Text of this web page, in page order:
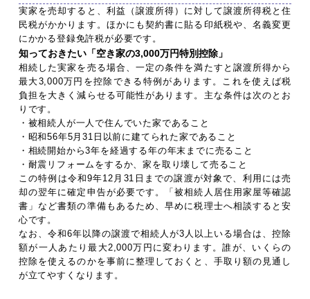
実家を売却すると、利益（譲渡所得）に対して譲渡所得税と住
民税がかかります。ほかにも契約書に貼る印紙税や、名義変更
にかかる登録免許税が必要です。
知っておきたい「空き家の3,000万円特別控除」
相続した実家を売る場合、一定の条件を満たすと譲渡所得から
最大3,000万円を控除できる特例があります。これを使えば税
負担を大きく減らせる可能性があります。主な条件は次のとお
りです。
・被相続人が一人で住んでいた家であること
・昭和56年5月31日以前に建てられた家であること
・相続開始から3年を経過する年の年末までに売ること
・耐震リフォームをするか、家を取り壊して売ること
この特例は令和9年12月31日までの譲渡が対象で、利用には売
却の翌年に確定申告が必要です。「被相続人居住用家屋等確認
書」など書類の準備もあるため、早めに税理士へ相談すると安
心です。
なお、令和6年以降の譲渡で相続人が3人以上いる場合は、控除
額が一人あたり最大2,000万円に変わります。誰が、いくらの
控除を使えるのかを事前に整理しておくと、手取り額の見通し
が立てやすくなります。